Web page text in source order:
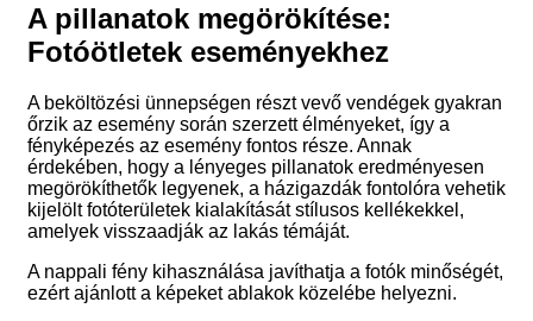
A pillanatok megörökítése:
Fotóötletek eseményekhez
A beköltözési ünnepségen részt vevő vendégek gyakran
őrzik az esemény során szerzett élményeket, így a
fényképezés az esemény fontos része. Annak
érdekében, hogy a lényeges pillanatok eredményesen
megörökíthetők legyenek, a házigazdák fontolóra vehetik
kijelölt fotóterületek kialakítását stílusos kellékekkel,
amelyek visszaadják az lakás témáját.
A nappali fény kihasználása javíthatja a fotók minőségét,
ezért ajánlott a képeket ablakok közelébe helyezni.